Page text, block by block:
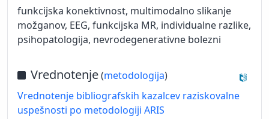
funkcijska konektivnost, multimodalno slikanje
možganov, EEG, funkcijska MR, individualne razlike,
psihopatologija, nevrodegenerativne bolezni
Vrednotenje(metodologija)
Vrednotenje bibliografskih kazalcev raziskovalne
uspešnosti po metodologiji ARIS